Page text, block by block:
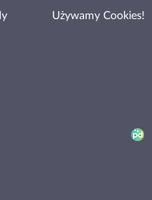
Używamy Cookies!